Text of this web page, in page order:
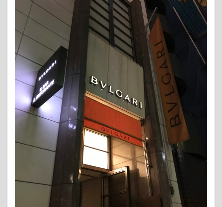
使う
2.4.1
自分が
持てる
良い物
を買っ
て長く
使うの
がオス
スメ
2.4.2
良いも
のを大
事に長
く使う
のはコ
スパも
良い